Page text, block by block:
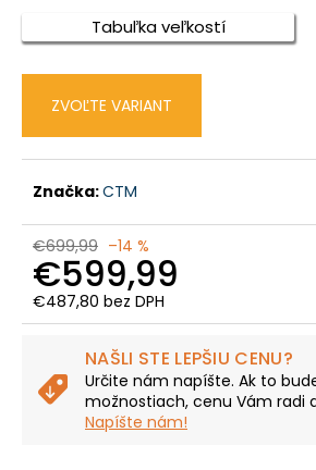
Tabuľka veľkostí
ZVOĽTE VARIANT
Značka:CTM
€699,99 –14 %
€599,99
€487,80 bez DPH
Jednotková
NAŠLI STE LEPŠIU CENU?
Určite nám napíšte. Ak to
možnostiach, cenu Vám radi
Napíšte nám!
ú
č
RUBY
PRO
29
GALAKTICKÁ
FIALOVÁ
HODVÁBNA
SIVÁ